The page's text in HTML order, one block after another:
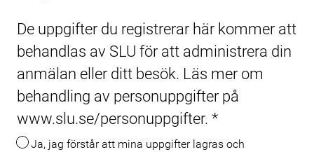
Meta
De uppgifter du registrerar här kommer att
behandlas av SLU för att administrera din
anmälan eller ditt besök. Läs mer om
behandling av personuppgifter på
www.slu.se/personuppgifter. *
Ja, jag förstår att mina uppgifter lagras och